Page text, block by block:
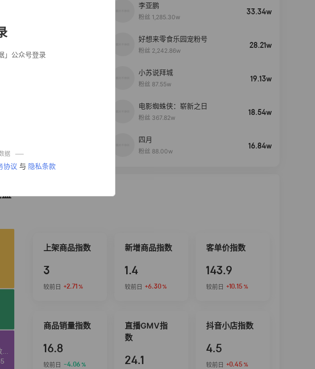
」公众号登录
据
协议 与 隐私条款
李亚鹏
粉丝 1,285.30w
33.34w
好想来零食乐园宠粉号
粉丝 2,242.86w
28.21w
小苏说拜城
粉丝 87.55w
19.13w
电影蜘蛛侠：崭新之日
粉丝 367.82w
18.54w
四月
粉丝 88.00w
16.84w
上架商品指数
3
较前日 +2.71 %
新增商品指数
1.4
较前日 +6.30%
客单价指数
143.9
较前日 +10.15 %
商品销量指数
16.8
较前日 -4.06 %
直播GMV指
数
24.1
抖音小店指数
4.5
较前日 +0.45 %